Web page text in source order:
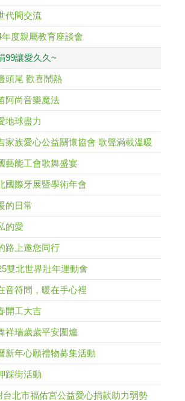
代間交流
年度親屬教育座談會
99讓愛久久~
頭尾 歡喜鬧熱
阿尚音樂魔法
地球盡力
家族愛心公益關懷協會 歌聲滿載溫暖
藝能工會歌舞盛宴
國際牙展暨學術年會
的日常
的愛
路上邀您同行
雙北世界壯年運動會
音符間，暖在手心裡
開工大吉
祥瑞歲歲平安圍爐
新年心願禮物募集活動
踩街活動
台北市福佑宮公益愛心捐款助力弱勢